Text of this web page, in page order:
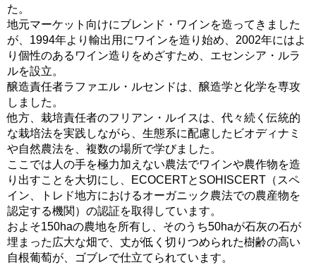
た。
地元マーケット向けにブレンド・ワインを造ってきました
が、1994年より輸出用にワインを造り始め、2002年にはよ
り個性のあるワイン造りをめざすため、エセンシア・ルラ
ルを設立。
醸造責任者ラファエル・ルセンドは、醸造学と化学を専攻
しました。
他方、栽培責任者のフリアン・ルイスは、代々続く伝統的
な栽培法を実践しながら、生態系に配慮したビオディナミ
や自然農法を、複数の場所で学びました。
ここでは人の手を極力加えない農法でワインや農作物を造
り出すことを大切にし、ECOCERTとSOHISCERT（スペ
イン、トレド地方におけるオーガニック農法での農産物を
認定する機関）の認証を取得しています。
およそ150haの農地を所有し、そのうち50haが石灰の石が
埋まった広大な畑で、丈が低く切りつめられた樹齢の高い
自根葡萄が、ゴブレで仕立てられています。